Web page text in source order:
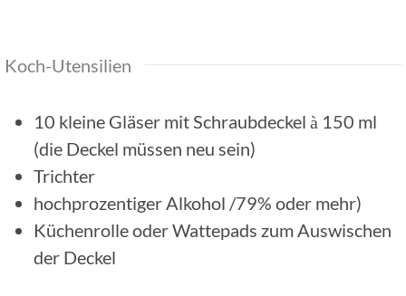
Koch-Utensilien
10 kleine Gläser mit Schraubdeckel à 150 ml
(die Deckel müssen neu sein)
Trichter
hochprozentiger Alkohol /79% oder mehr)
Küchenrolle oder Wattepads zum Auswischen
der Deckel